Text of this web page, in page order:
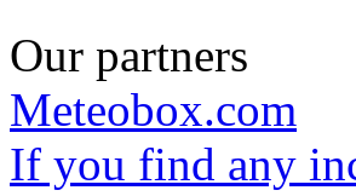
Our partners
Meteobox.com
If you find any